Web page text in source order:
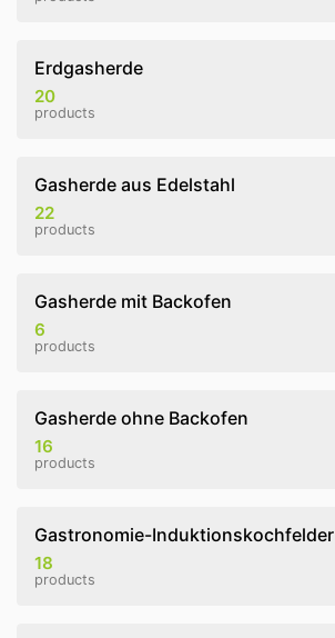
Erdgasherde
20
products
Gasherde aus Edelstahl
22
products
Gasherde mit Backofen
6
products
Gasherde ohne Backofen
16
products
Gastronomie-Induktionskochfelder
18
products